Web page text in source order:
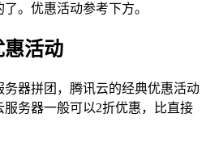
。优惠活动参考下方。
惠活动
务器拼团，腾讯云的经典优惠活动
务器一般可以2折优惠，比直接